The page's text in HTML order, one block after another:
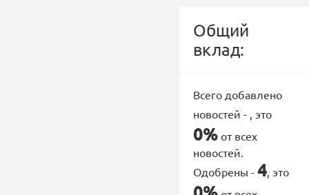
Общий
вклад:
Всего добавлено
новостей - , это
0% от всех
новостей.
Одобрены - 4, это